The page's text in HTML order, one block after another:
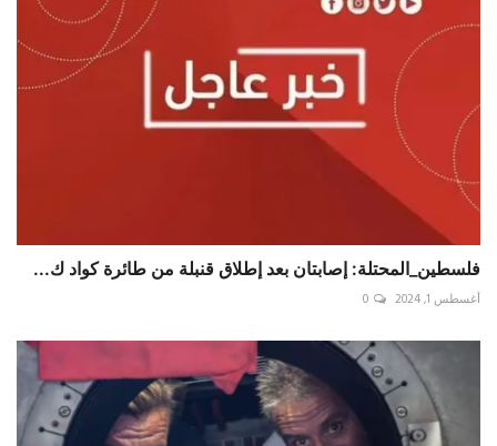
فلسطين_المحتلة: إصابتان بعد إطلاق قنبلة من طائرة كواد ك...
أغسطس 1, 2024 0